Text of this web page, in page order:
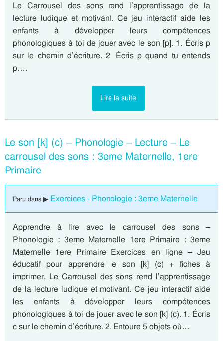
Le Carrousel des sons rend l’apprentissage de la
lecture ludique et motivant. Ce jeu interactif aide les
enfants à développer leurs compétences
phonologiques à toi de jouer avec le son [p]. 1. Écris p
sur le chemin d’écriture. 2. Écris p quand tu entends
p….
Lire la suite
Le son [k] (c) – Phonologie – Lecture – Le
carrousel des sons : 3eme Maternelle, 1ere
Primaire
Paru dans ▶ Exercices - Phonologie : 3eme Maternelle
Apprendre à lire avec le carrousel des sons –
Phonologie : 3eme Maternelle 1ere Primaire : 3eme
Maternelle 1ere Primaire Exercices en ligne – Jeu
éducatif pour apprendre le son [k] (c) + fiches à
imprimer. Le Carrousel des sons rend l’apprentissage
de la lecture ludique et motivant. Ce jeu interactif aide
les enfants à développer leurs compétences
phonologiques à toi de jouer avec le son [k] (c). 1. Écris
c sur le chemin d’écriture. 2. Entoure 5 objets où…